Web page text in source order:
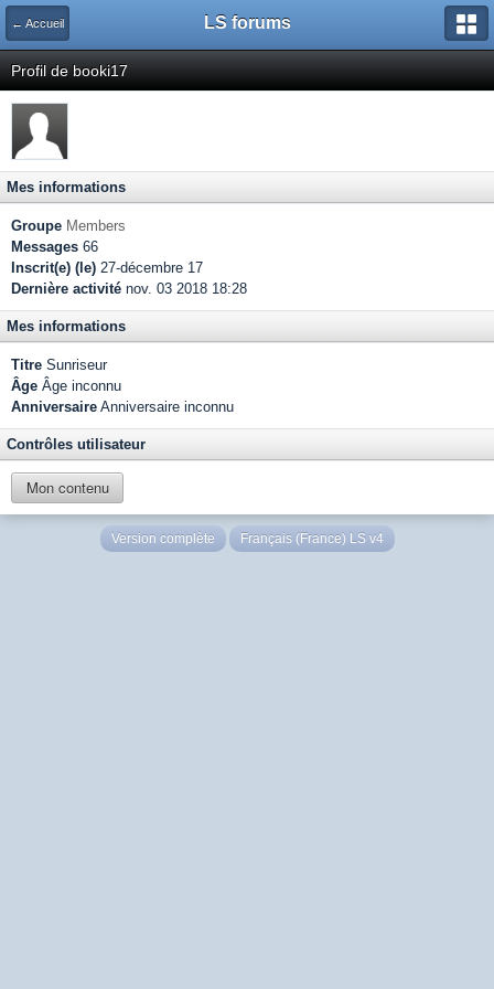
← Accueil LS forums
Profil de booki17
Mes informations
Groupe Members
Messages 66
Inscrit(e) (le) 27-décembre 17
Dernière activité nov. 03 2018 18:28
Mes informations
Titre Sunriseur
Âge Âge inconnu
Anniversaire Anniversaire inconnu
Contrôles utilisateur
Mon contenu
Version complète Français (France) LS v4